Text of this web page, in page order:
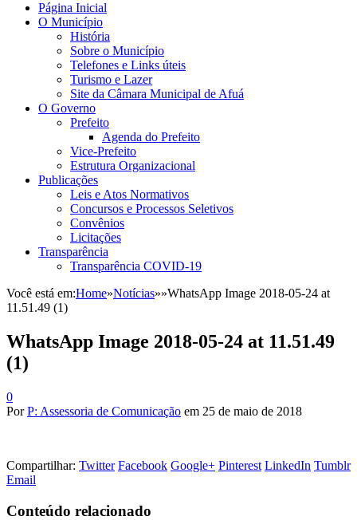
Página Inicial
O Município
História
Sobre o Município
Telefones e Links úteis
Turismo e Lazer
Site da Câmara Municipal de Afuá
O Governo
Prefeito
Agenda do Prefeito
Vice-Prefeito
Estrutura Organizacional
Publicações
Leis e Atos Normativos
Concursos e Processos Seletivos
Convênios
Licitações
Transparência
Transparência COVID-19
Você está em:Home»Notícias»»WhatsApp Image 2018-05-24 at
11.51.49 (1)
WhatsApp Image 2018-05-24 at 11.51.49
(1)
0
PorP: Assessoria de Comunicação em 25 de maio de 2018
Compartilhar: Twitter Facebook Google+ Pinterest LinkedIn Tumblr
Email
Conteúdo relacionado